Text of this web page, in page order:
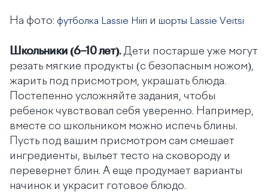
На фото: футболка Lassie Hiiri и шорты Lassie Veitsi
Школьники (6–10 лет).Дети постарше уже могут
резать мягкие продукты (с безопасным ножом),
жарить под присмотром, украшать блюда.
Постепенно усложняйте задания, чтобы
ребенок чувствовал себя уверенно. Например,
вместе со школьником можно испечь блины.
Пусть под вашим присмотром сам смешает
ингредиенты, выльет тесто на сковороду и
перевернет блин. А еще продумает варианты
начинок и украсит готовое блюдо.